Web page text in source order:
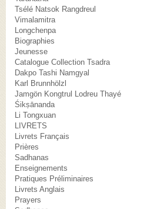
Tsélé Natsok Rangdreul
Vimalamitra
Longchenpa
Biographies
Jeunesse
Catalogue Collection Tsadra
Dakpo Tashi Namgyal
Karl Brunnhölzl
Jamgön Kongtrul Lodreu Thayé
Śikṣānanda
Li Tongxuan
LIVRETS
Livrets Français
Prières
Sadhanas
Enseignements
Pratiques Préliminaires
Livrets Anglais
Prayers